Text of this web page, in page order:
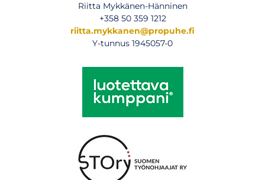
Riitta Mykkänen-Hänninen
+358 50 359 1212
riitta.mykkanen@propuhe.fi
Y-tunnus 1945057-0